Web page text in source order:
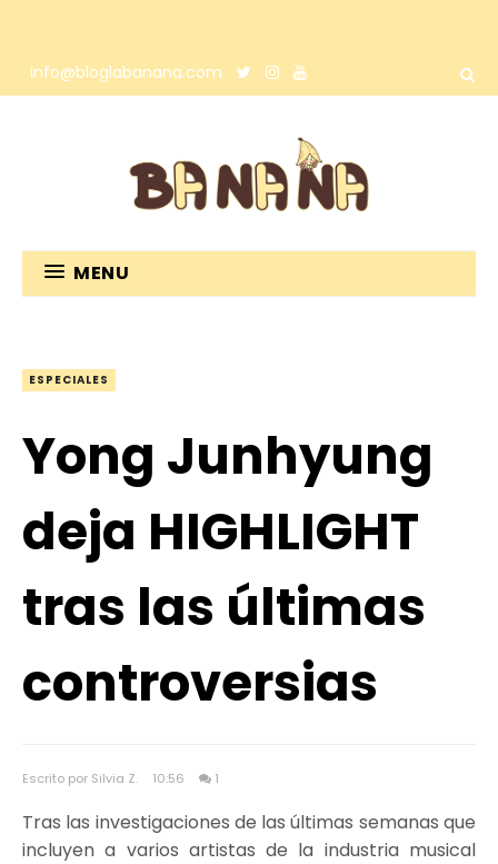
info@bloglabanana.com
MENU
ESPECIALES
Yong Junhyung
deja HIGHLIGHT
tras las últimas
controversias
Escrito por Silvia Z. 10:56 1
Tras las investigaciones de las últimas semanas que
incluyen a varios artistas de la industria musical